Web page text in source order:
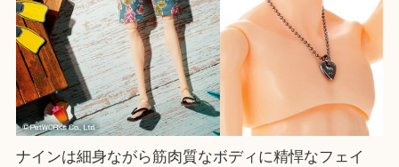
ナインは細身ながら筋肉質なボディに精悍なフェイ